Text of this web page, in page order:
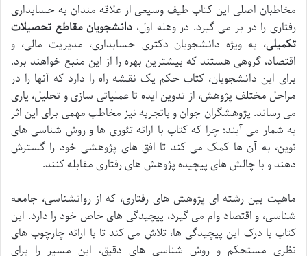
مخاطبان اصلی این کتاب طیف وسیعی از علاقه مندان به حسابداری
رفتاری را در بر می گیرد. در وهله اول، دانشجویان مقاطع تحصیلات
تکمیلی، به ویژه دانشجویان دکتری حسابداری، مدیریت مالی، و
اقتصاد، گروهی هستند که بیشترین بهره را از این منبع خواهند برد.
برای این دانشجویان، کتاب حکم یک نقشه راه را دارد که آنها را در
مراحل مختلف پژوهش، از تدوین ایده تا عملیاتی سازی و تحلیل، یاری
می رساند. پژوهشگران جوان و باتجربه نیز مخاطب مهمی برای این اثر
به شمار می آیند؛ چرا که کتاب با ارائه تئوری ها و روش شناسی های
نوین، به آن ها کمک می کند تا افق های پژوهشی خود را گسترش
دهند و با چالش های پیچیده پژوهش های رفتاری مقابله کنند.
ماهیت بین رشته ای پژوهش های رفتاری، که از روانشناسی، جامعه
شناسی، و اقتصاد وام می گیرد، پیچیدگی های خاص خود را دارد. این
کتاب با درک این پیچیدگی ها، تلاش می کند تا با ارائه چارچوب های
نظری مستحکم و روش شناسی های دقیق، این مسیر را برای